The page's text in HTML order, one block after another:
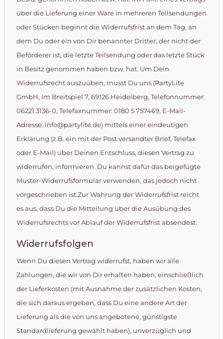
über die Lieferung einer Ware in mehreren Teilsendungen
oder Stücken beginnt die Widerrufsfrist an dem Tag, an
dem Du oder ein von Dir benannter Dritter, der nicht der
Beförderer ist, die letzte Teilsendung oder das letzte Stück
in Besitz genommen haben bzw. hat. Um Dein
Widerrufsrecht auszuüben, musst Du uns (PartyLite
GmbH, Im Breitspiel 7, 69126 Heidelberg, Telefonnummer:
06221 3136-0, Telefaxnummer: 0180 5 757469, E-Mail-
Adresse: info@partylite.de) mittels einer eindeutigen
Erklärung (z.B. ein mit der Post versandter Brief, Telefax
oder E-Mail) über Deinen Entschluss, diesen Vertrag zu
widerrufen, informieren. Du kannst dafür das beigefügte
Muster-Widerrufsformular verwenden, das jedoch nicht
vorgeschrieben ist.Zur Wahrung der Widerrufsfrist reicht
es aus, dass Du die Mitteilung über die Ausübung des
Widerrufsrechts vor Ablauf der Widerrufsfrist absendest.
Widerrufsfolgen
Wenn Du diesen Vertrag widerrufst, haben wir alle
Zahlungen, die wir von Dir erhalten haben, einschließlich
der Lieferkosten (mit Ausnahme der zusätzlichen Kosten,
die sich daraus ergeben, dass Du eine andere Art der
Lieferung als die von uns angebotene, günstigste
Standardlieferung gewählt haben), unverzüglich und